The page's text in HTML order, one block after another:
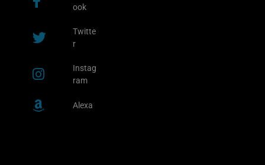
ook
Twitte
r
Instag
ram
Alexa